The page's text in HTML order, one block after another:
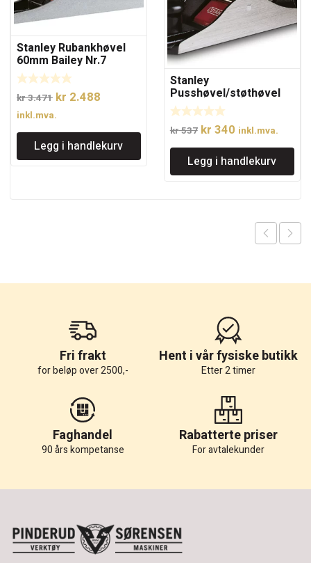
Stanley Rubankhøvel
60mm Bailey Nr.7
kr3.471 Opprinnelig
pris
var:
kr 3.471.
kr 2.488
er:
kr 2.488.
inkl.mva.
Legg i handlekurv
Stanley
Pusshøvel/støthøvel
kr537 Opprinnelig
pris
var:
kr 537.
kr 340Nåværende
pris
er:
kr 340.
inkl.mva.
Legg i handlekurv
Fri frakt
for beløp over 2500,-
Hent i vår fysiske butikk
Etter 2 timer
Faghandel
90 års kompetanse
Rabatterte priser
For avtalekunder